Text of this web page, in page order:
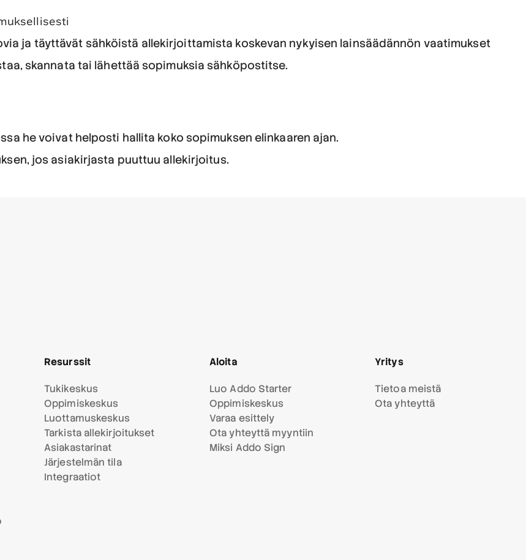
ja täyttävät sähköistä allekirjoittamista koskevan nykyisen lainsäädännön vaatimukset
skannata tai lähettää sopimuksia sähköpostitse.
he voivat helposti hallita koko sopimuksen elinkaaren ajan.
jos asiakirjasta puuttuu allekirjoitus.
Resurssit
Tukikeskus
Oppimiskeskus
Luottamuskeskus
Tarkista allekirjoitukset
Asiakastarinat
Järjestelmän tila
Integraatiot
Aloita
Luo Addo Starter
Oppimiskeskus
Varaa esittely
Ota yhteyttä myyntiin
Miksi Addo Sign
Yritys
Tietoa meistä
Ota yhteyttä